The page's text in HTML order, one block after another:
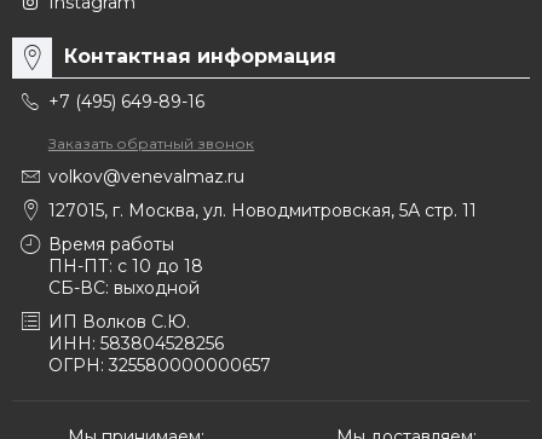
Контактная информация
+7 (495) 649-89-16
Заказать обратный звонок
volkov@venevalmaz.ru
127015, г. Москва, ул. Новодмитровская, 5А стр. 11
Время работы
ПН-ПТ: с 10 до 18
СБ-ВС: выходной
ИП Волков С.Ю.
ИНН: 583804528256
ОГРН: 325580000000657